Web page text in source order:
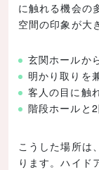
に触れる機会の
空間の印象が大
玄関ホールか
明かり取りを
客人の目に触
階段ホールと
こうした場所は
ります。ハイド